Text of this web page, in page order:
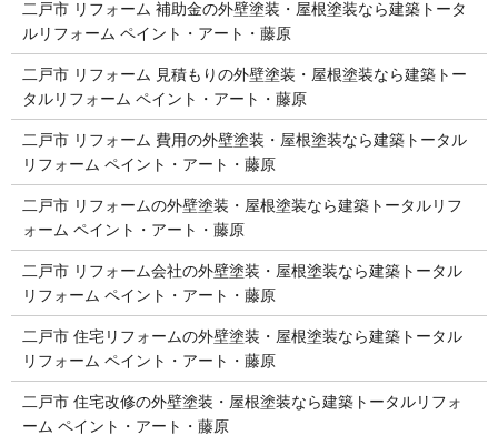
二戸市 リフォーム 補助金の外壁塗装・屋根塗装なら建築トータ
ルリフォーム ペイント・アート・藤原
二戸市 リフォーム 見積もりの外壁塗装・屋根塗装なら建築トー
タルリフォーム ペイント・アート・藤原
二戸市 リフォーム 費用の外壁塗装・屋根塗装なら建築トータル
リフォーム ペイント・アート・藤原
二戸市 リフォームの外壁塗装・屋根塗装なら建築トータルリフ
ォーム ペイント・アート・藤原
二戸市 リフォーム会社の外壁塗装・屋根塗装なら建築トータル
リフォーム ペイント・アート・藤原
二戸市 住宅リフォームの外壁塗装・屋根塗装なら建築トータル
リフォーム ペイント・アート・藤原
二戸市 住宅改修の外壁塗装・屋根塗装なら建築トータルリフォ
ーム ペイント・アート・藤原